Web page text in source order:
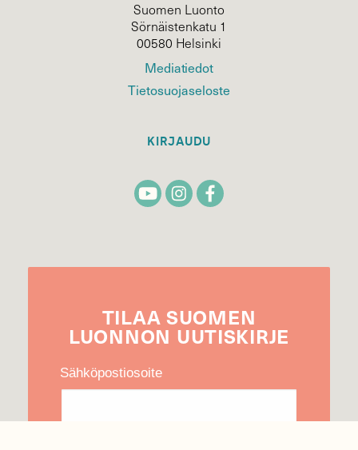
Suomen Luonto
Sörnäistenkatu 1
00580 Helsinki
Mediatiedot
Tietosuojaseloste
KIRJAUDU
TILAA SUOMEN
LUONNON UUTIS­KIRJE
Sähköpostiosoite